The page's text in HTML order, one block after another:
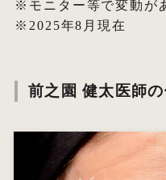
※モニター等で変動が
※2025年8月現在
前之園 健太医師